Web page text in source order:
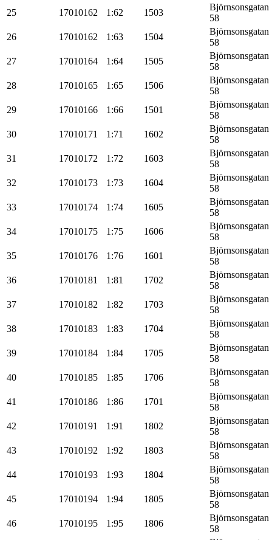
25
17010162 1:62 1503
Björnsonsgatan
58
26
17010162 1:63 1504
Björnsonsgatan
58
27
17010164 1:64 1505
Björnsonsgatan
58
28
17010165 1:65 1506
Björnsonsgatan
58
29
17010166 1:66 1501
Björnsonsgatan
58
30
17010171 1:71 1602
Björnsonsgatan
58
31
17010172 1:72 1603
Björnsonsgatan
58
32
17010173 1:73 1604
Björnsonsgatan
58
33
17010174 1:74 1605
Björnsonsgatan
58
34
17010175 1:75 1606
Björnsonsgatan
58
35
17010176 1:76 1601
Björnsonsgatan
58
36
17010181 1:81 1702
Björnsonsgatan
58
37
17010182 1:82 1703
Björnsonsgatan
58
38
17010183 1:83 1704
Björnsonsgatan
58
39
17010184 1:84 1705
Björnsonsgatan
58
40
17010185 1:85 1706
Björnsonsgatan
58
41
17010186 1:86 1701
Björnsonsgatan
58
42
17010191 1:91 1802
Björnsonsgatan
58
43
17010192 1:92 1803
Björnsonsgatan
58
44
17010193 1:93 1804
Björnsonsgatan
58
45
17010194 1:94 1805
Björnsonsgatan
58
46
17010195 1:95 1806
Björnsonsgatan
58